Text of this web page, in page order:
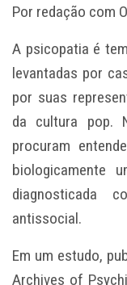
Por redação com
A psicopatia é
levantadas por
por suas
da cultura pop.
procuram
biologicamente
diagnosticada
antissocial.
Em um estudo,
Archives of